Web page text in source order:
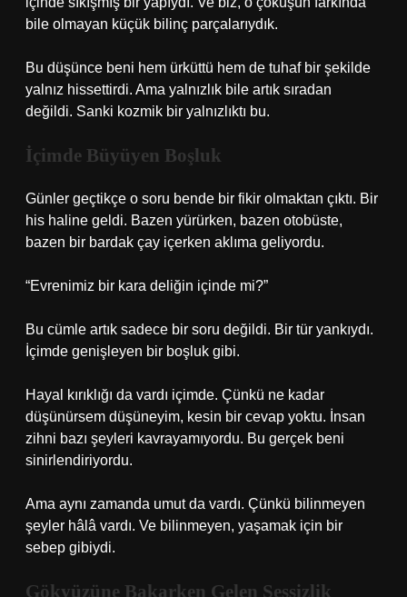
bile olmayan küçük bilinç parçalarıydık.
Bu düşünce beni hem ürküttü hem de tuhaf bir şekilde
yalnız hissettirdi. Ama yalnızlık bile artık sıradan
değildi. Sanki kozmik bir yalnızlıktı bu.
İçimde Büyüyen Boşluk
Günler geçtikçe o soru bende bir fikir olmaktan çıktı. Bir
his haline geldi. Bazen yürürken, bazen otobüste,
bazen bir bardak çay içerken aklıma geliyordu.
“Evrenimiz bir kara deliğin içinde mi?”
Bu cümle artık sadece bir soru değildi. Bir tür yankıydı.
İçimde genişleyen bir boşluk gibi.
Hayal kırıklığı da vardı içimde. Çünkü ne kadar
düşünürsem düşüneyim, kesin bir cevap yoktu. İnsan
zihni bazı şeyleri kavrayamıyordu. Bu gerçek beni
sinirlendiriyordu.
Ama aynı zamanda umut da vardı. Çünkü bilinmeyen
şeyler hâlâ vardı. Ve bilinmeyen, yaşamak için bir
sebep gibiydi.
Gökyüzüne Bakarken Gelen Sessizlik